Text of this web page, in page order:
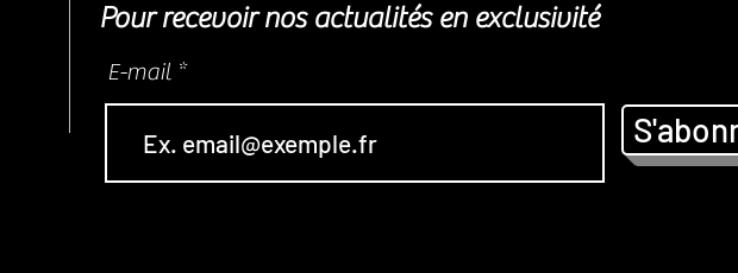
Pour recevoir nos actualités en exclusivité
E-mail